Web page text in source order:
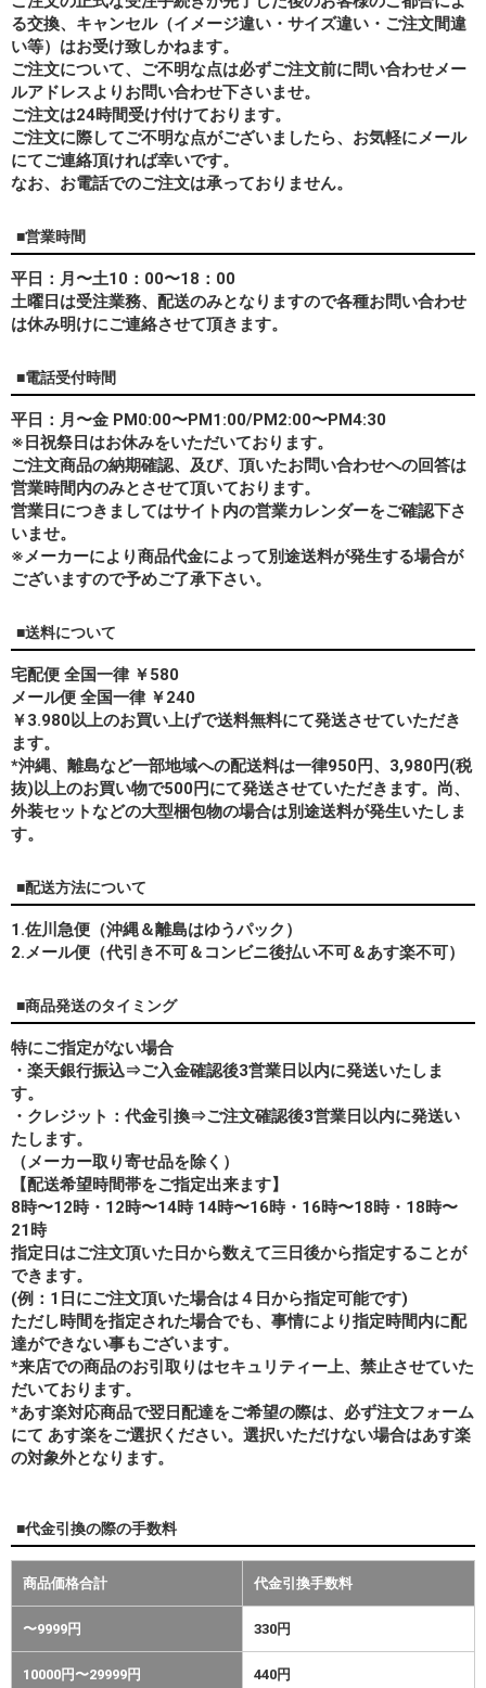
る交換、キャンセル（イメージ違い・サイズ違い・ご注文間違
い等）はお受け致しかねます。
ご注文について、ご不明な点は必ずご注文前に問い合わせメー
ルアドレスよりお問い合わせ下さいませ。
ご注文は24時間受け付けております。
ご注文に際してご不明な点がございましたら、お気軽にメール
にてご連絡頂ければ幸いです。
なお、 お電話でのご注文は承っておりません。
■営業時間
平日：月〜土10：00〜18：00
土曜日は受注業務、配送のみとなりますので各種お問い合わせ
は休み明けにご連絡させて頂きます。
■電話受付時間
平日：月〜金 PM0:00〜PM1:00/PM2:00〜PM4:30
※日祝祭日はお休みをいただいております。
ご注文商品の納期確認、及び、頂いたお問い合わせへの回答は
営業時間内のみとさせて頂いております。
営業日につきましてはサイト内の営業カレンダーをご確認下さ
いませ。
※メーカーにより商品代金によって別途送料が発生する場合が
ございますので予めご了承下さい。
■送料について
宅配便 全国一律 ￥580
メール便 全国一律 ￥240
￥3.980以上のお買い上げで送料無料にて発送させていただき
ます。
*沖縄、離島など一部地域への配送料は一律950円、3,980円(税
抜)以上のお買い物で500円にて発送させていただきます。尚、
外装セットなどの大型梱包物の場合は別途送料が発生いたしま
す。
■配送方法について
1.佐川急便（沖縄＆離島はゆうパック）
2.メール便（代引き不可＆コンビニ後払い不可＆あす楽不可）
■商品発送のタイミング
特にご指定がない場合
・楽天銀行振込⇒ご入金確認後3営業日以内に発送いたしま
す。
・クレジット：代金引換⇒ご注文確認後3営業日以内に発送い
たします。
（メーカー取り寄せ品を除く）
【配送希望時間帯をご指定出来ます】
8時〜12時・12時〜14時 14時〜16時・16時〜18時・18時〜
21時
指定日はご注文頂いた日から数えて三日後から指定することが
できます。
(例：1日にご注文頂いた場合は４日から指定可能です)
ただし時間を指定された場合でも、事情により指定時間内に配
達ができない事もございます。
*来店での商品のお引取りはセキュリティー上、禁止させていた
だいております。
*あす楽対応商品で翌日配達をご希望の際は、必ず注文フォーム
にて あす楽をご選択ください。選択いただけない場合はあす楽
の対象外となります。
■代金引換の際の手数料
商品価格合計 代金引換手数料
〜9999円 330円
10000円〜29999円 440円